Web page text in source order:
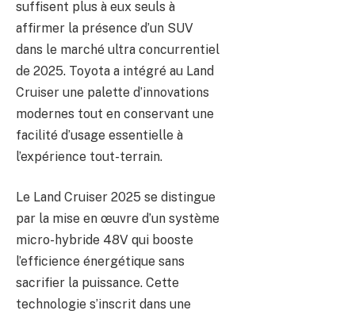
suffisent plus à eux seuls à
affirmer la présence d’un SUV
dans le marché ultra concurrentiel
de 2025. Toyota a intégré au Land
Cruiser une palette d’innovations
modernes tout en conservant une
facilité d’usage essentielle à
l’expérience tout-terrain.
Le Land Cruiser 2025 se distingue
par la mise en œuvre d’un système
micro-hybride 48V qui booste
l’efficience énergétique sans
sacrifier la puissance. Cette
technologie s’inscrit dans une